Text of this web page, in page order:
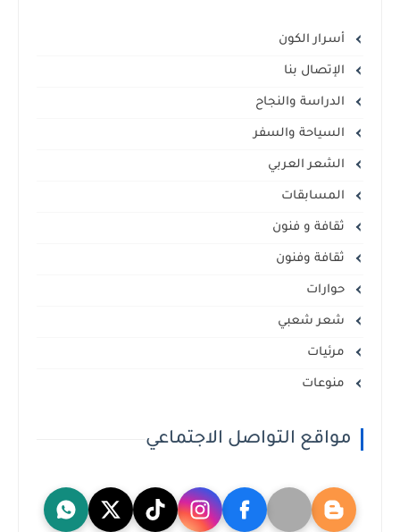
أسرار الكون
الإتصال بنا
الدراسة والنجاح
السياحة والسفر
الشعر العربي
المسابقات
ثقافة و فنون
ثقافة وفنون
حوارات
شعر شعبي
مرئيات
منوعات
مواقع التواصل الاجتماعي